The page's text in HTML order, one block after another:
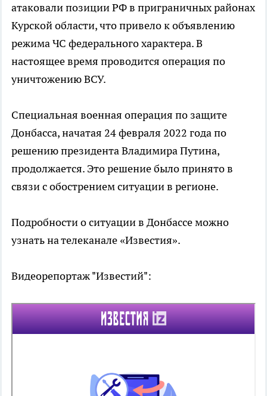
атаковали позиции РФ в приграничных районах
Курской области, что привело к объявлению
режима ЧС федерального характера. В
настоящее время проводится операция по
уничтожению ВСУ.
Специальная военная операция по защите
Донбасса, начатая 24 февраля 2022 года по
решению президента Владимира Путина,
продолжается. Это решение было принято в
связи с обострением ситуации в регионе.
Подробности о ситуации в Донбассе можно
узнать на телеканале «Известия».
Видеорепортаж "Известий":